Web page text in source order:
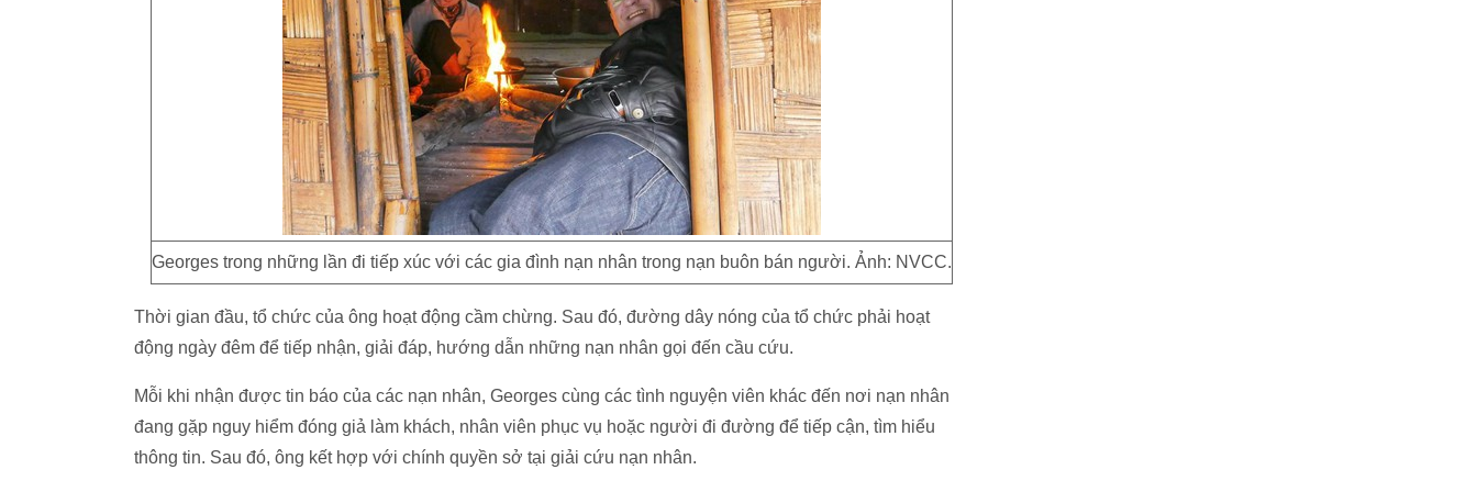
Georges trong những lần đi tiếp xúc với các gia đình nạn nhân trong nạn buôn bán người. Ảnh: NVCC.
Thời gian đầu, tổ chức của ông hoạt động cầm chừng. Sau đó, đường dây nóng của tổ chức phải hoạt
động ngày đêm để tiếp nhận, giải đáp, hướng dẫn những nạn nhân gọi đến cầu cứu.
Mỗi khi nhận được tin báo của các nạn nhân, Georges cùng các tình nguyện viên khác đến nơi nạn nhân
đang gặp nguy hiểm đóng giả làm khách, nhân viên phục vụ hoặc người đi đường để tiếp cận, tìm hiểu
thông tin. Sau đó, ông kết hợp với chính quyền sở tại giải cứu nạn nhân.